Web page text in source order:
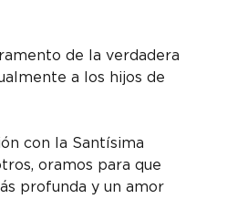
de la verdadera
a los hijos de
con la Santísima
oramos para que
profunda y un amor